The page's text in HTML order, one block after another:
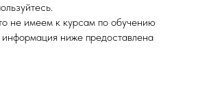
не имеем к курсам по обучению
ниже предоставлена